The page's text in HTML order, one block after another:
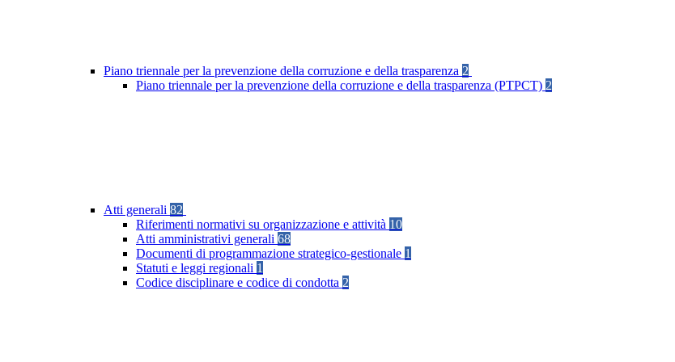
Piano triennale per la prevenzione della corruzione e della trasparenza 2
Piano triennale per la prevenzione della corruzione e della trasparenza (PTPCT) 2
Atti generali 82
Riferimenti normativi su organizzazione e attività 10
Atti amministrativi generali 68
Documenti di programmazione strategico-gestionale 1
Statuti e leggi regionali 1
Codice disciplinare e codice di condotta 2